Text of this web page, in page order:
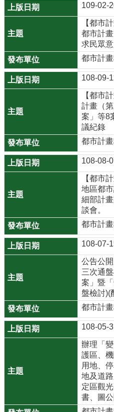
覽
市
政
信
箱
E
g
s
h
園
市
府
F
a
e
o
o
k
s
109-02-
【都市
都市計
求民眾意
都市計
108-09-
【都市
計畫（
案」等8
議紀錄
都市計
108-08-
【都市
地區都
細部計
談會。
都市計
108-07-
公告公
三次通
案」暨
盤檢討)(
都市計
108-05-
辦理「
護區、
用地、
地及道
定區觀
書、圖